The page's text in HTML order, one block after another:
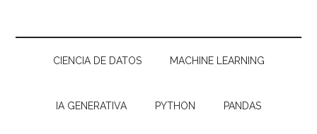
CIENCIA DE DATOS MACHINE LEARNING
IA GENERATIVA PYTHON PANDAS